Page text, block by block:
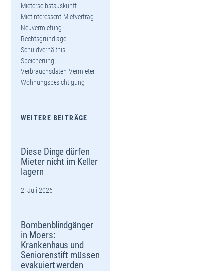
Mieterselbstauskunft
Mietinteressent Mietvertrag
Neuvermietung
Rechtsgrundlage
Schuldverhältnis
Speicherung
Verbrauchsdaten Vermieter
Wohnungsbesichtigung
WEITERE BEITRÄGE
Diese Dinge dürfen
Mieter nicht im Keller
lagern
2. Juli 2026
Bombenblindgänger
in Moers:
Krankenhaus und
Seniorenstift müssen
evakuiert werden